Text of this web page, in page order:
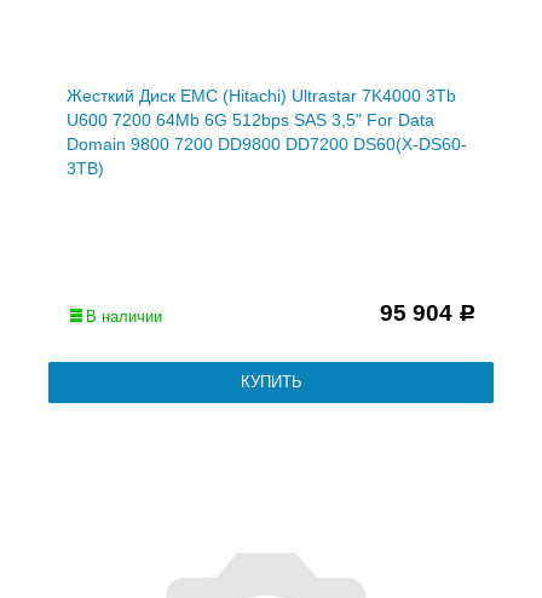
Жесткий Диск EMC (Hitachi) Ultrastar 7K4000 3Tb
U600 7200 64Mb 6G 512bps SAS 3,5" For Data
Domain 9800 7200 DD9800 DD7200 DS60(X-DS60-
3TB)
В наличии 95 904 Р